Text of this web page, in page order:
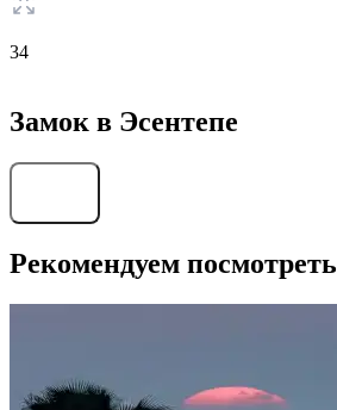
34
Замок в Эсентепе
Рекомендуем посмотреть